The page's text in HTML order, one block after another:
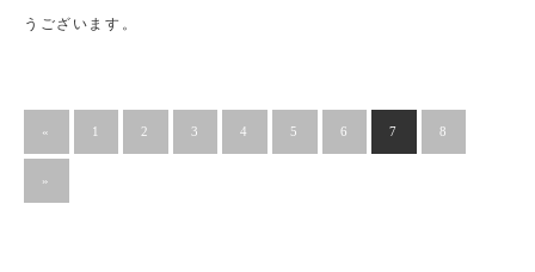
うございます。
« 1 2 3 4 5 6 7 8
»